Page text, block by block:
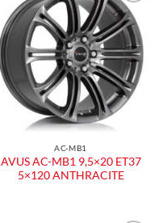
AC-MB1
AVUS AC-MB1 9,5×20 ET37
5×120 ANTHRACITE